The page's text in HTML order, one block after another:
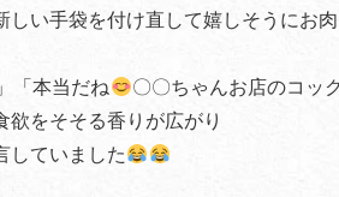
しい手袋を付け直して嬉しそうにお
」「本当だね
〇〇ちゃんお店のコッ
欲をそそる香りが広がり
していました